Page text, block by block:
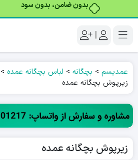
بدون ضامن، بدون سود
|
عمدیسم > بچگانه > لباس بچگانه عمده >
زیرپوش بچگانه عمده
زیرپوش بچگانه عمده